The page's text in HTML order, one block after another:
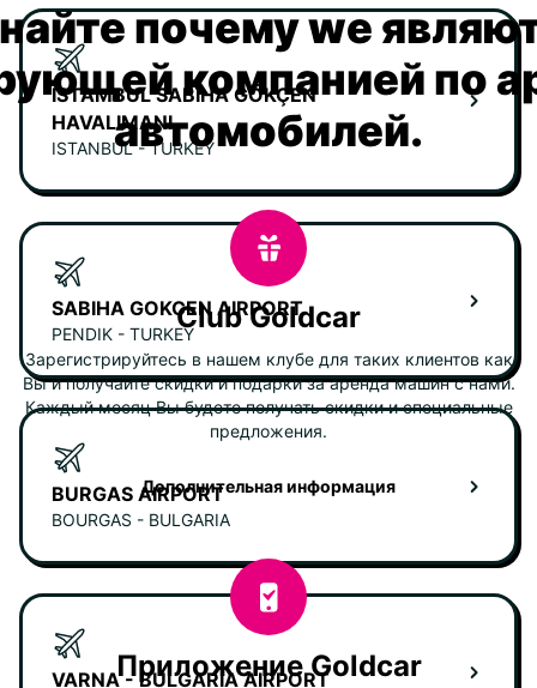
ISTAMBUL SABIHA GÖKÇEN
HAVALIMANI
ISTANBUL - TURKEY
SABIHA GOKCEN AIRPORT
PENDIK - TURKEY
BURGAS AIRPORT
BOURGAS - BULGARIA
VARNA - BULGARIA AIRPORT
почему we
компанией по
автомобилей.
Club Goldcar
Зарегистрируйтесь в нашем клубе для таких клиентов как
Вы и получайте скидки и подарки за аренда машин с нами.
Каждый месяц Вы будете получать скидки и специальные
предложения.
Дополнительная информация
Приложение Goldcar